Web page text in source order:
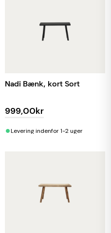
Nadi Bænk, kort Sort
999,00kr
•Levering indenfor 1-2 uger